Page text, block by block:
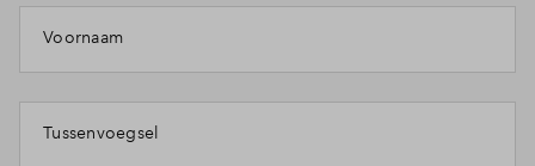
Voornaam
Tussenvoegsel